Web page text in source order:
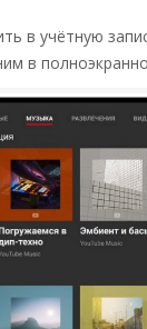
в учётную
в